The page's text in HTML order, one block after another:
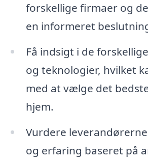
forskellige firmaer og
en informeret
Få indsigt i de
og teknologier, hvilket
med at vælge det
hjem.
Vurdere
og erfaring baseret på